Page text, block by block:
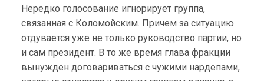
Нередко голосование игнорирует группа,
связанная с Коломойским. Причем за ситуацию
отдувается уже не только руководство партии, но
и сам президент. В то же время глава фракции
вынужден договариваться с чужими нардепами,